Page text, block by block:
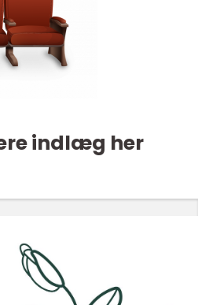
indlæg her